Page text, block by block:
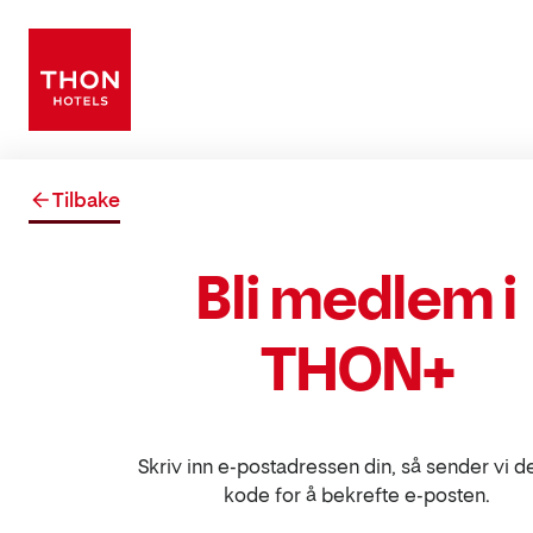
Tilbake
Bli medlem i
THON+
Skriv inn e-postadressen din, så sender vi
kode for å bekrefte e-posten.